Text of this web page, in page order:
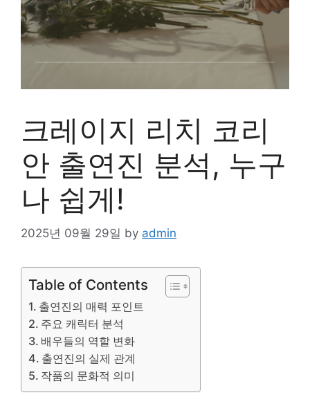
크레이지 리치 코리
안 출연진 분석, 누구
나 쉽게!
2025년 09월 29일 by admin
Table of Contents
출연진의 매력 포인트
주요 캐릭터 분석
배우들의 역할 변화
출연진의 실제 관계
작품의 문화적 의미